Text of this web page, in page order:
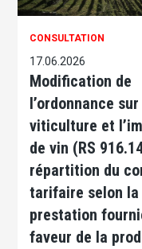
CONSULTATION
17.06.2026
Modification de
l’ordonnance
viticulture et
de vin (RS
répartition du
tarifaire selon la
prestation
faveur de la